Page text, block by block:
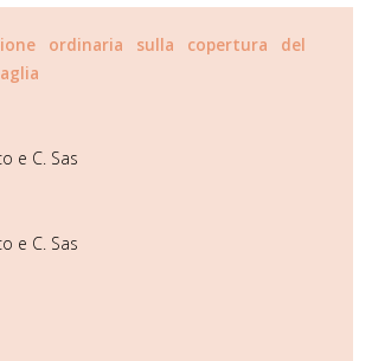
ordinaria sulla copertura del
e C. Sas
e C. Sas